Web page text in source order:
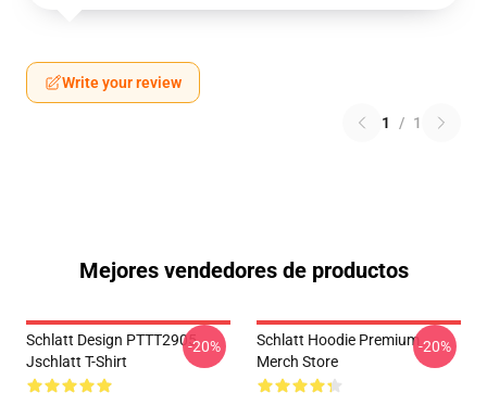
Write your review
1 / 1
Mejores vendedores de productos
Schlatt Design PTTT2905
Jschlatt T-Shirt
-20%
Schlatt Hoodie Premium
Merch Store
-20%